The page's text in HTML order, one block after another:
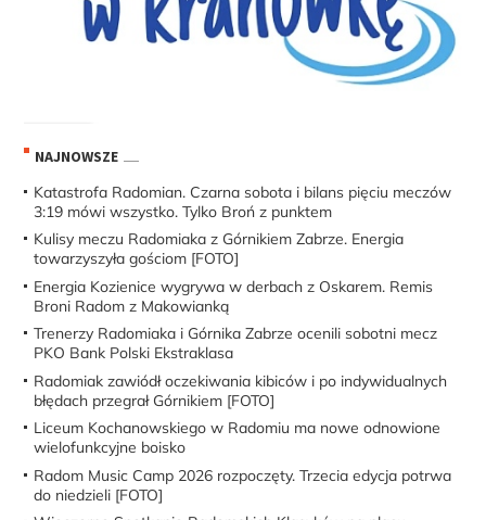
NAJNOWSZE
Katastrofa Radomian. Czarna sobota i bilans pięciu meczów
3:19 mówi wszystko. Tylko Broń z punktem
Kulisy meczu Radomiaka z Górnikiem Zabrze. Energia
towarzyszyła gościom [FOTO]
Energia Kozienice wygrywa w derbach z Oskarem. Remis
Broni Radom z Makowianką
Trenerzy Radomiaka i Górnika Zabrze ocenili sobotni mecz
PKO Bank Polski Ekstraklasa
Radomiak zawiódł oczekiwania kibiców i po indywidualnych
błędach przegrał Górnikiem [FOTO]
Liceum Kochanowskiego w Radomiu ma nowe odnowione
wielofunkcyjne boisko
Radom Music Camp 2026 rozpoczęty. Trzecia edycja potrwa
do niedzieli [FOTO]